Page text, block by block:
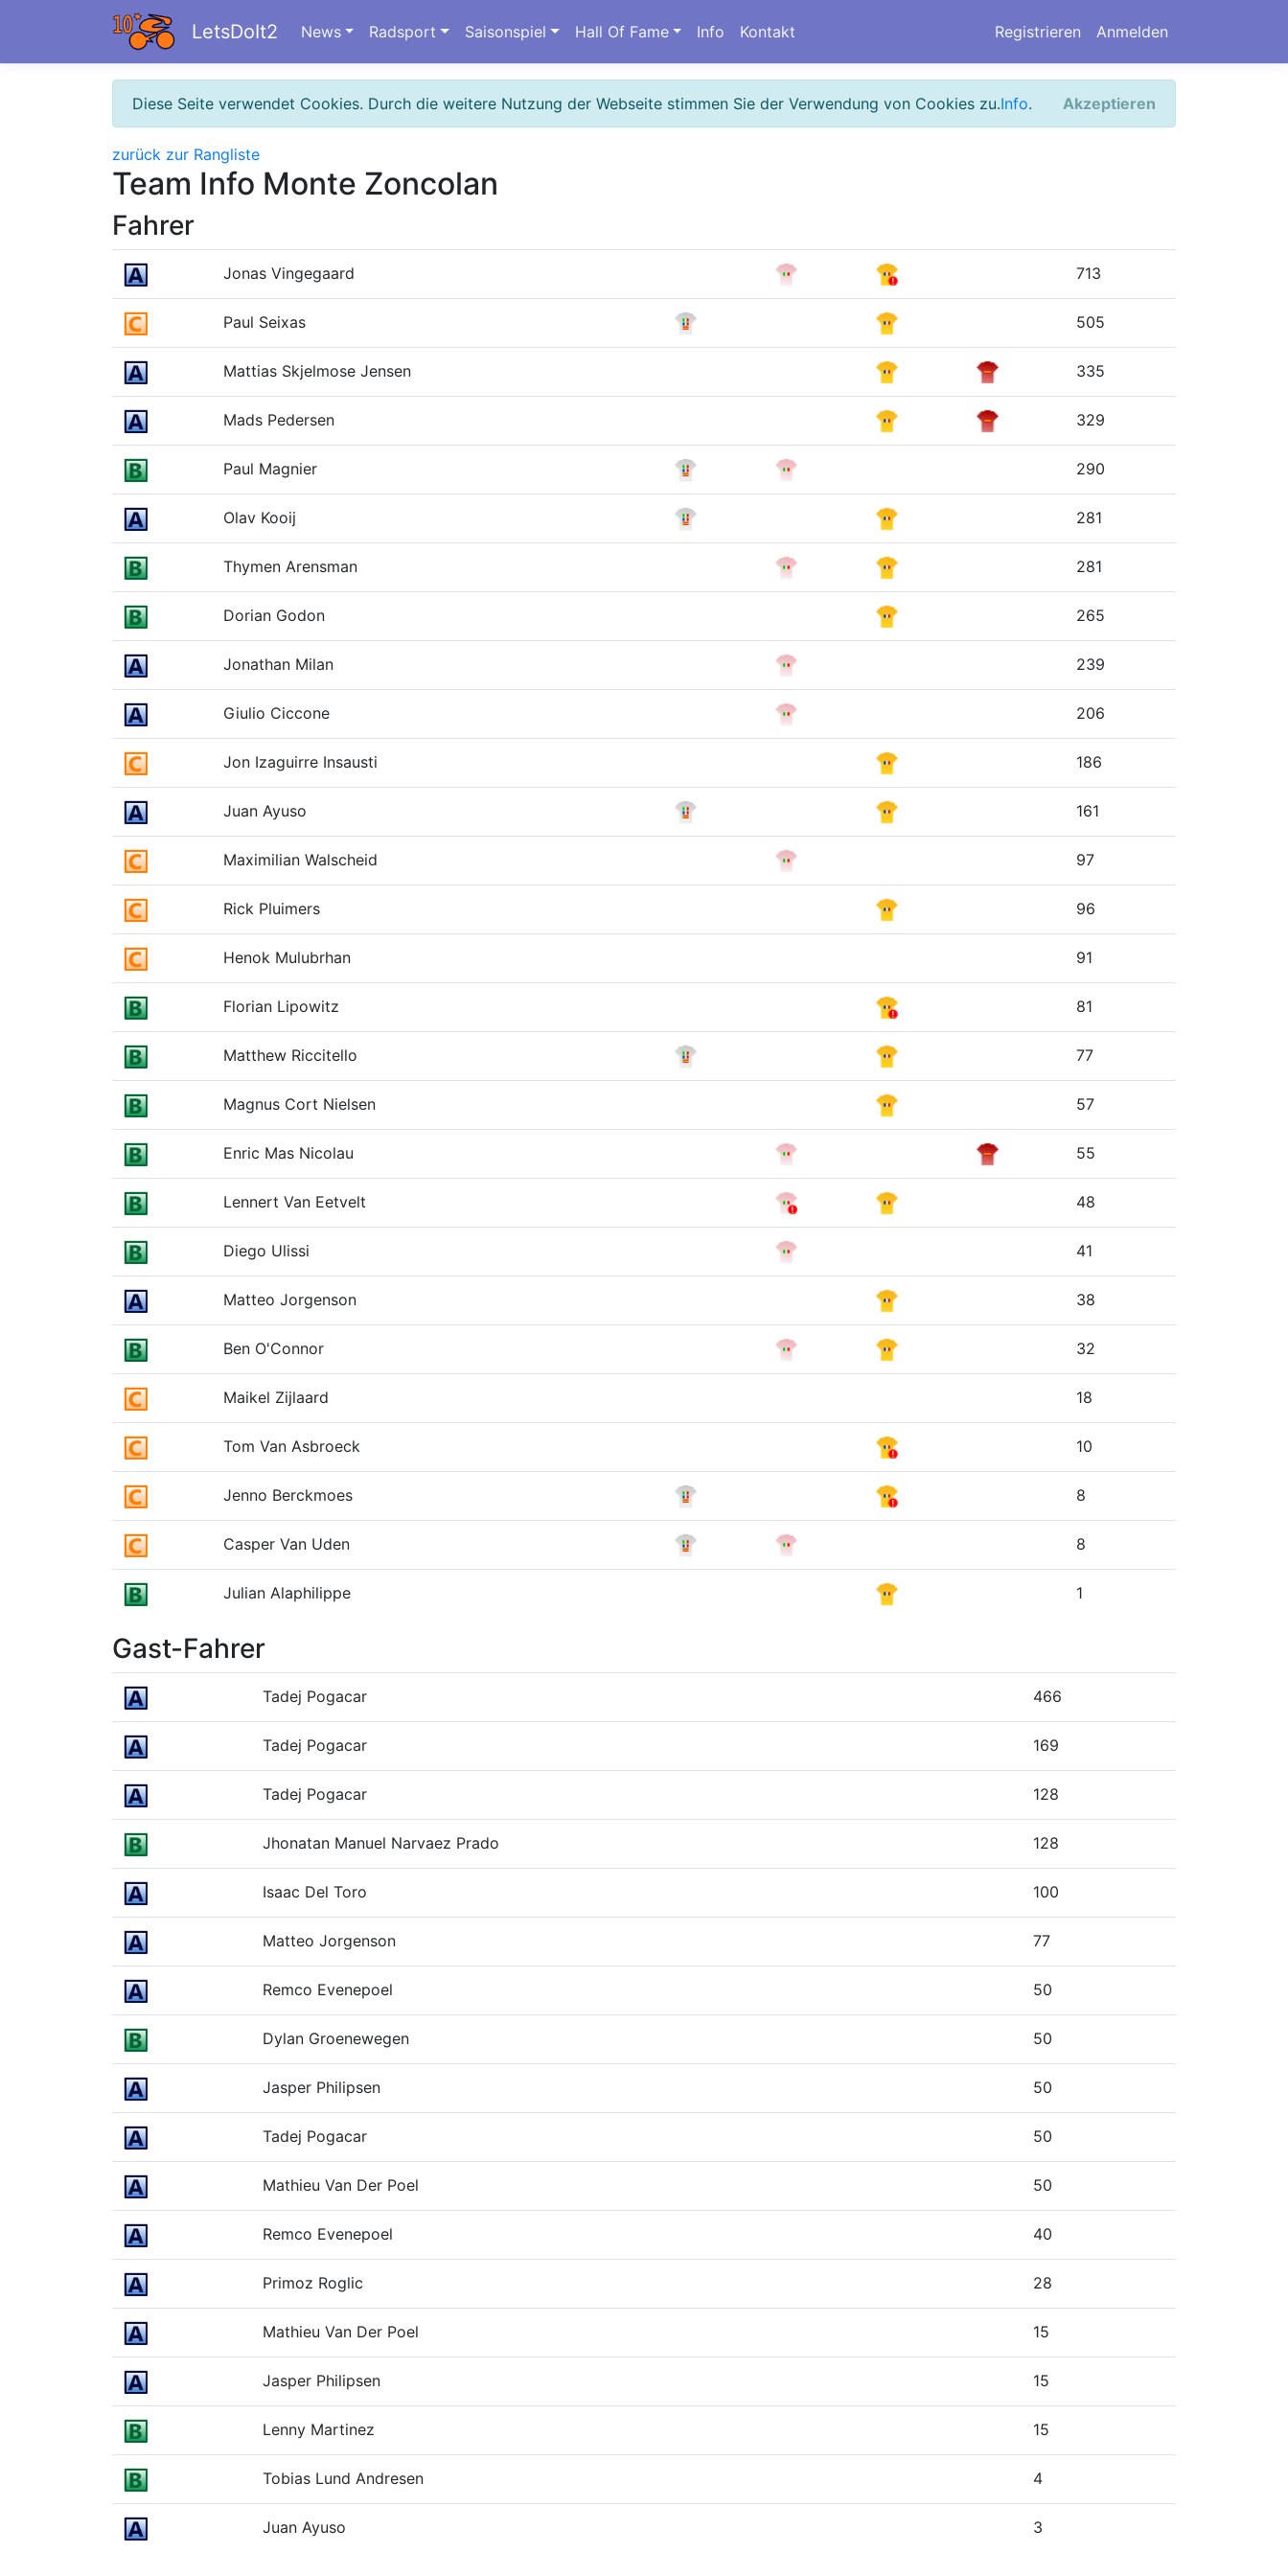
LetsDoIt2 Registrieren Anmelden
News Radsport Saisonspiel Hall Of Fame Info Kontakt
Diese Seite verwendet Cookies. Durch die weitere Nutzung der Webseite stimmen Sie der Verwendung von Cookies zu.Info. Akzeptieren
zurück zur Rangliste
Team Info Monte Zoncolan
Fahrer
Jonas Vingegaard 713
Paul Seixas 505
Mattias Skjelmose Jensen 335
Mads Pedersen 329
Paul Magnier 290
Olav Kooij 281
Thymen Arensman 281
Dorian Godon 265
Jonathan Milan 239
Giulio Ciccone 206
Jon Izaguirre Insausti 186
Juan Ayuso 161
Maximilian Walscheid 97
Rick Pluimers 96
Henok Mulubrhan 91
Florian Lipowitz 81
Matthew Riccitello 77
Magnus Cort Nielsen 57
Enric Mas Nicolau 55
Lennert Van Eetvelt 48
Diego Ulissi 41
Matteo Jorgenson 38
Ben O'Connor 32
Maikel Zijlaard 18
Tom Van Asbroeck 10
Jenno Berckmoes 8
Casper Van Uden 8
Julian Alaphilippe 1
Gast-Fahrer
Tadej Pogacar 466
Tadej Pogacar 169
Tadej Pogacar 128
Jhonatan Manuel Narvaez Prado 128
Isaac Del Toro 100
Matteo Jorgenson 77
Remco Evenepoel 50
Dylan Groenewegen 50
Jasper Philipsen 50
Tadej Pogacar 50
Mathieu Van Der Poel 50
Remco Evenepoel 40
Primoz Roglic 28
Mathieu Van Der Poel 15
Jasper Philipsen 15
Lenny Martinez 15
Tobias Lund Andresen 4
Juan Ayuso 3